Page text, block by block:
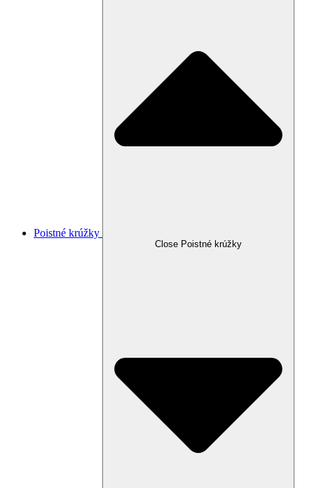
Poistné krúžky
Close Poistné krúžky